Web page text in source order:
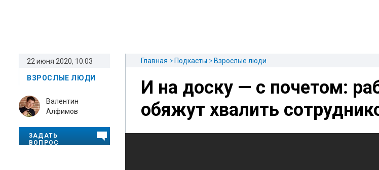
Главная Подкасты Взрослые люди
И на доску — с почетом:
обяжут хвалить
22 июня 2020, 10:03
ВЗРОСЛЫЕ ЛЮДИ
Валентин
Алфимов
ЗАДАТЬ
ВОПРОС